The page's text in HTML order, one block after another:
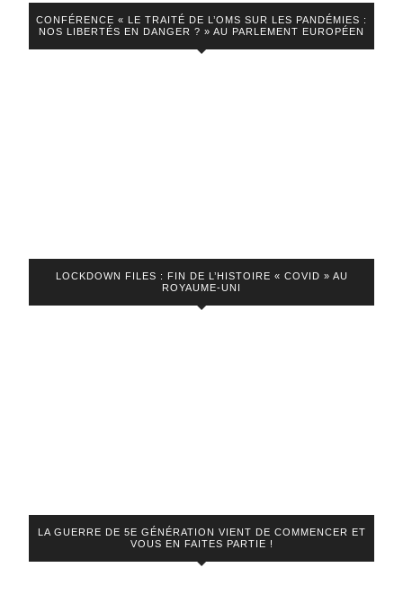
2024
?
CONFÉRENCE « LE TRAITÉ DE L’OMS SUR LES PANDÉMIES :
NOS LIBERTÉS EN DANGER ? » AU PARLEMENT EUROPÉEN
LOCKDOWN FILES : FIN DE L’HISTOIRE « COVID » AU
ROYAUME-UNI
LA GUERRE DE 5E GÉNÉRATION VIENT DE COMMENCER ET
VOUS EN FAITES PARTIE !